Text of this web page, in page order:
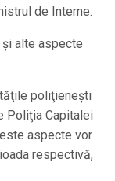
de Interne.
alte aspecte
poliţieneşti
Poliţia Capitalei
aspecte vor
respectivă,